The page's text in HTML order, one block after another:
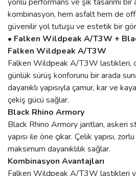
kombinasyon, hem asfalt hem de
güvenilir yol tutuşu ve estetik bir
• Falken Wildpeak A/T3W +
Falken Wildpeak A/T3W
Falken Wildpeak A/T3W lastikleri,
günlük sürüş konforunu bir arada
dayanıklı yapısıyla çamur, kar ve
çekiş gücü sağlar.
Black Rhino Armory
Black Rhino Armory jantları, askeri
yapısı ile öne çıkar. Çelik yapısı,
maksimum dayanıklılık sağlar.
Kombinasyon Avantajları
Falken Wildpeak A/T3W lastikleri